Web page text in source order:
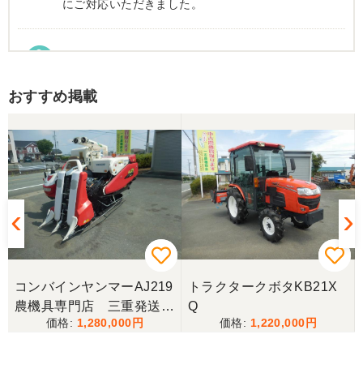
にご対応いただきました。
物は2台出ていて、当初安い方を購入予定でした。
しかしそちらは売れてしまったとの事でしたので、5
に伺い持ち帰りましたが、出品画像と違い確認した
所、安い方を渡されました。 出品者に問い合わせま
したが、高い方は「先に購入した者が引き取り済み
で安い方でお願いしたい」との事。 では先の安い方
との差額分を返金と交渉しましたが、「難しい」と
の事。カバーが脱落していて、使用に難が有る事を
伝えたところ、そのカバー代金で妥協する事になり
ました。 「管理する者が間違えて管理番号を貼り付
けた」 といっておりましたが、とても残念な気持
うな間違いが無いように改善して欲しいです。
おすすめ掲載
コンバインヤンマーAJ219
農機具専門店 三重発送整
備済み
1,280,000
トラクタークボタKB21X
Q
1,220,000